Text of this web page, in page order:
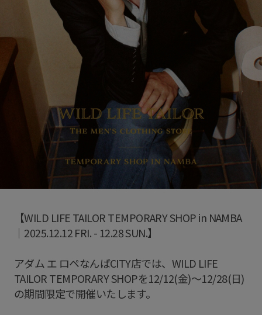
【WILD LIFE TAILOR TEMPORARY SHOP in NAMBA
｜2025.12.12 FRI. - 12.28 SUN.】
アダム エ ロペなんばCITY店では、WILD LIFE
TAILOR TEMPORARY SHOPを12/12(金)〜12/28(日)
の期間限定で開催いたします。